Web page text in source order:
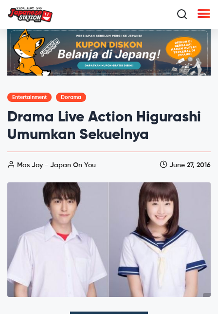
Entertainment Dorama
Drama Live Action Higurashi
Umumkan Sekuelnya
Mas Joy - Japan On You June 27, 2016